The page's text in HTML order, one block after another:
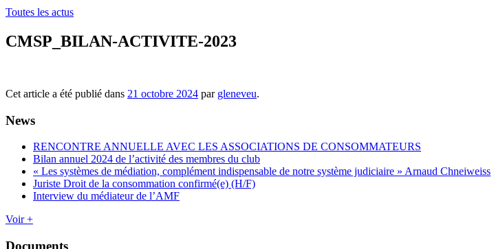
Toutes les actus
CMSP_BILAN-ACTIVITE-2023
Cet article a été publié dans 21 octobre 2024 par gleneveu.
News
RENCONTRE ANNUELLE AVEC LES ASSOCIATIONS DE CONSOMMATEURS
Bilan annuel 2024 de l’activité des membres du club
« Les systèmes de médiation, complément indispensable de notre système judiciaire » Arnaud Chneiweiss
Juriste Droit de la consommation confirmé(e) (H/F)
Interview du médiateur de l’AMF
Voir +
Documents